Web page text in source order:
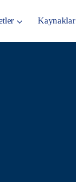
Kaynaklar